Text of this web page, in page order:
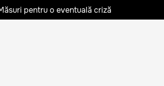
pentru o eventuală criză